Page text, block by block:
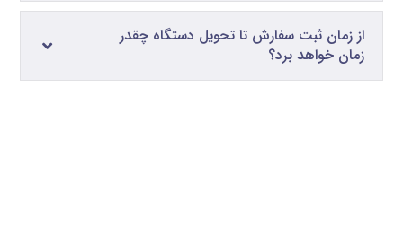
از زمان ثبت سفارش تا تحویل دستگاه چقدر
زمان خواهد برد؟